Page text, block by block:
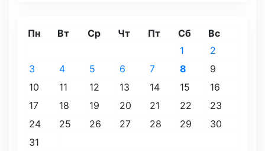
Пн Вт Ср Чт Пт Сб Вс
1
2
3
4 5 6 7 8
9
10
11 12 13 14 15
16
17
18 19 20 21 22
23
24
25 26 27 28 29
30
31